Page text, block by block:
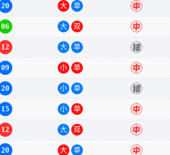
20 大 单 中
06 大 双 中
12 大 单 错
09 小 单 中
20 小 单 错
15 小 单 中
12 大 双 中
20 大 单 中